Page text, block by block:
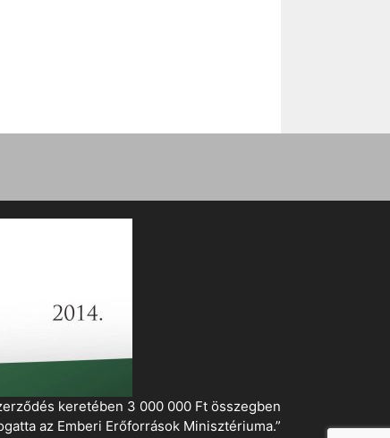
keretében 3 000 000 Ft összegben
az Emberi Erőforrások Minisztériuma.”